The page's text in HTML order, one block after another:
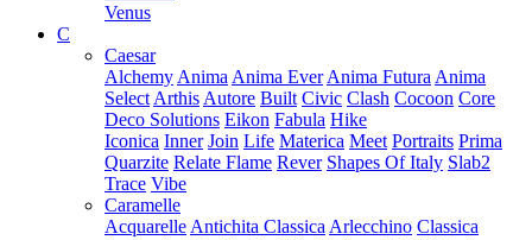
Venus
C
Caesar
Alchemy Anima Anima Ever Anima Futura Anima
Select Arthis Autore Built Civic Clash Cocoon Core
Deco Solutions Eikon Fabula Hike
Iconica Inner Join Life Materica Meet Portraits Prima
Quarzite Relate Flame Rever Shapes Of Italy Slab2
Trace Vibe
Caramelle
Acquarelle Antichita Classica Arlecchino Classica